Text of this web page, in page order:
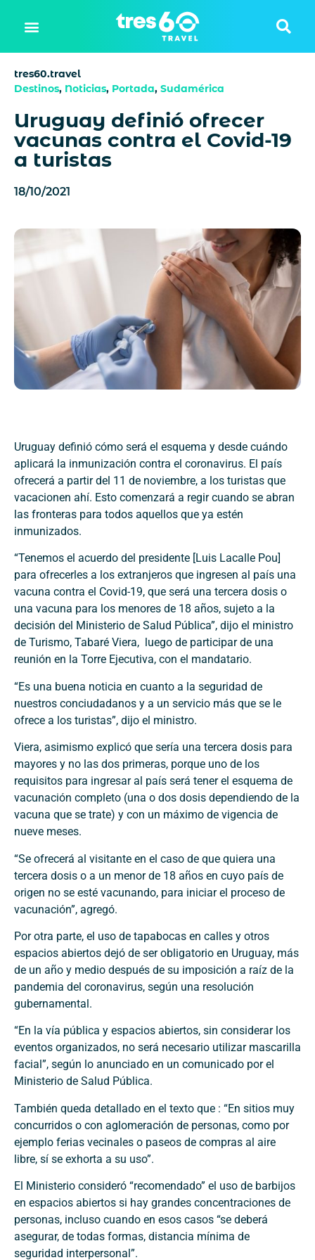
tres60.travel
Destinos, Noticias, Portada, Sudamérica
Uruguay definió ofrecer
vacunas contra el Covid-19
a turistas
18/10/2021
Uruguay definió cómo será el esquema y desde cuándo
aplicará la inmunización contra el coronavirus. El país
ofrecerá a partir del 11 de noviembre, a los turistas que
vacacionen ahí. Esto comenzará a regir cuando se abran
las fronteras para todos aquellos que ya estén
inmunizados.
“Tenemos el acuerdo del presidente [Luis Lacalle Pou]
para ofrecerles a los extranjeros que ingresen al país una
vacuna contra el Covid-19, que será una tercera dosis o
una vacuna para los menores de 18 años, sujeto a la
decisión del Ministerio de Salud Pública”, dijo el ministro
de Turismo, Tabaré Viera, luego de participar de una
reunión en la Torre Ejecutiva, con el mandatario.
“Es una buena noticia en cuanto a la seguridad de
nuestros conciudadanos y a un servicio más que se le
ofrece a los turistas”, dijo el ministro.
Viera, asimismo explicó que sería una tercera dosis para
mayores y no las dos primeras, porque uno de los
requisitos para ingresar al país será tener el esquema de
vacunación completo (una o dos dosis dependiendo de la
vacuna que se trate) y con un máximo de vigencia de
nueve meses.
“Se ofrecerá al visitante en el caso de que quiera una
tercera dosis o a un menor de 18 años en cuyo país de
origen no se esté vacunando, para iniciar el proceso de
vacunación”, agregó.
Por otra parte, el uso de tapabocas en calles y otros
espacios abiertos dejó de ser obligatorio en Uruguay, más
de un año y medio después de su imposición a raíz de la
pandemia del coronavirus, según una resolución
gubernamental.
“En la vía pública y espacios abiertos, sin considerar los
eventos organizados, no será necesario utilizar mascarilla
facial”, según lo anunciado en un comunicado por el
Ministerio de Salud Pública.
También queda detallado en el texto que : “En sitios muy
concurridos o con aglomeración de personas, como por
ejemplo ferias vecinales o paseos de compras al aire
libre, sí se exhorta a su uso”.
El Ministerio consideró “recomendado” el uso de barbijos
en espacios abiertos si hay grandes concentraciones de
personas, incluso cuando en esos casos “se deberá
asegurar, de todas formas, distancia mínima de
seguridad interpersonal”.